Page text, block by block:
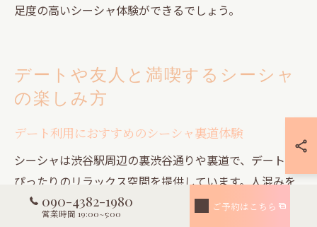
足度の高いシーシャ体験ができるでしょう。
デートや友人と満喫するシーシャ
の楽しみ方
デート利用におすすめのシーシャ裏道体験
シーシャは渋谷駅周辺の裏渋谷通りや裏道で、デートに
ぴったりのリラックス空間を提供しています。人混みを
避けた静かな店舗では、落ち着いた照明や音楽、プライ
ベート感の高い個室空間が多く、二人だけの特別な時間
090-4382-1980
営業時間 19:00~5:00
ご予約はこちら